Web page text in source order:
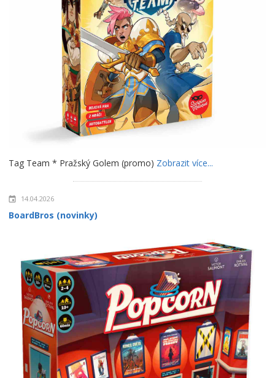
Tag Team * Pražský Golem (promo) Zobrazit více...
14.04.2026
BoardBros (novinky)